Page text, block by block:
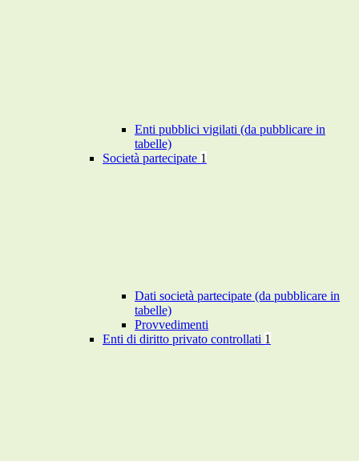
Enti pubblici vigilati (da pubblicare in
tabelle)
Società partecipate 1
Dati società partecipate (da pubblicare in
tabelle)
Provvedimenti
Enti di diritto privato controllati 1